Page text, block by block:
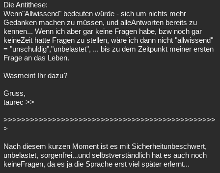
Die Antithese:
Wenn"Allwissend" bedeuten würde - sich um nichts mehr
Gedanken machen zu müssen, und alleAntworten bereits zu
kennen... Wenn ich aber gar keine Fragen habe, bzw noch gar
keineZeit hatte Fragen zu stellen, wäre ich dann nicht "allwissend"
= "unschuldig","unbelastet", ... bis zu dem Zeitpunkt meiner ersten
Frage an das Leben.
Wasmeint Ihr dazu?
Gruss,
taurec >>
>>>>>>>>>>>>>>>>>>>>>>>>>>>>>>>>>>>>>>>>>>>>>>>>
>
Nach diesem kurzen Moment ist es mit Sicherheitunbeschwert,
unbelastet, sorgenfrei...und selbstverständlich hat es auch noch
keineFragen, da es ja die Sprache erst viel später erlernt...